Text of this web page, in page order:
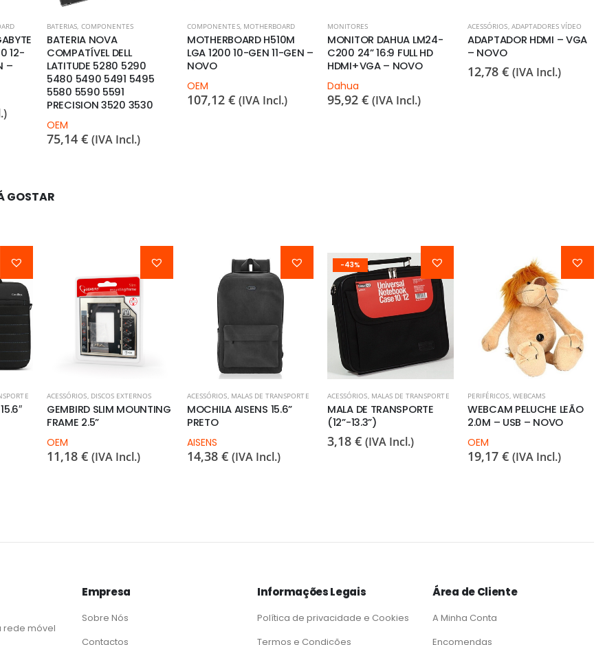
12-
–
BATERIAS, COMPONENTES
BATERIA NOVA
COMPATÍVEL DELL
LATITUDE 5280 5290
5480 5490 5491 5495
5580 5590 5591
PRECISION 3520 3530
OEM
75,14 € (IVA Incl.)
COMPONENTES, MOTHERBOARD
MOTHERBOARD H510M
LGA 1200 10-GEN 11-GEN –
NOVO
OEM
107,12 € (IVA Incl.)
MONITORES
MONITOR DAHUA LM24-
C200 24” 16:9 FULL HD
HDMI+VGA – NOVO
Dahua
95,92 € (IVA Incl.)
ACESSÓRIOS, ADAPTADORES VÍDEO
ADAPTADOR HDMI – VGA
– NOVO
12,78 € (IVA Incl.)
GOSTAR
ACESSÓRIOS, DISCOS EXTERNOS
GEMBIRD SLIM MOUNTING
FRAME 2.5”
OEM
11,18 € (IVA Incl.)
ACESSÓRIOS, MALAS DE TRANSPORTE
MOCHILA AISENS 15.6”
PRETO
AISENS
14,38 € (IVA Incl.)
-43%
ACESSÓRIOS, MALAS DE TRANSPORTE
MALA DE TRANSPORTE
(12”-13.3”)
3,18 € (IVA Incl.)
PERIFÉRICOS, WEBCAMS
WEBCAM PELUCHE LEÃO
2.0M – USB – NOVO
OEM
19,17 € (IVA Incl.)
rede móvel
Empresa
Sobre Nós
Contactos
Informações Legais
Política de privacidade e Cookies
Termos e Condições
Área de Cliente
A Minha Conta
Encomendas